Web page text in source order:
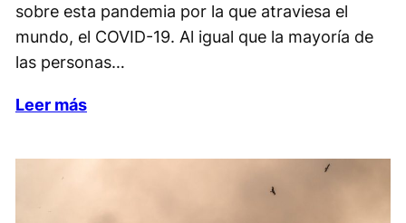
sobre esta pandemia por la que atraviesa el
mundo, el COVID-19. Al igual que la mayoría de
las personas…
Leer más